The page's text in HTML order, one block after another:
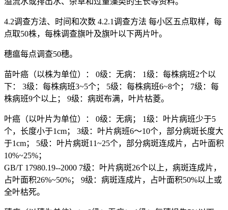
4.2调查方法、时间和次数 4.2.1调查方法 每小区五点取样，每
点取50株，每株调查旗叶及旗叶以下两片叶。
穗瘟每点调查50穗。
苗叶癌（以株为单位）： 0级：无病： 1级：每株病班2个以
下： 3级：每株病班3~5个； 5级：每株病班6~8个； 7级：每
株病班9个以上； 9级：病斑布满，叶片枯菱。
叶癌（以叶片为单位）： 0级：无病； 1级：叶片病班少于5
个，长度小于1cm； 3级：叶片病班6～10个，部分病斑长度大
于1cm； 5级：叶片病斑11~25个，部分病斑连成片，占叶面积
10%~25%；
GB/T 17980.19--2000 7级：叶片病斑26个以上，病斑连成片，
占叶面积26%~50%； 9级：病斑连成片，占叶面积50%以上或
全叶枯死。